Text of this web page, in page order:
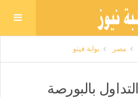
مصر بوابة فيتو
التداول بالبورصة